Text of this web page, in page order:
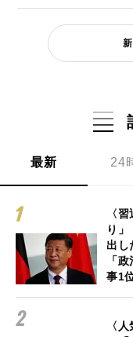
最新 24
〈
り
出し
「
事1
〈